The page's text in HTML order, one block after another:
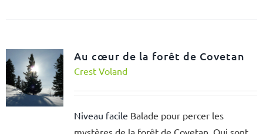
Au cœur de la forêt de Covetan
Crest Voland
Niveau facile Balade pour percer les
mystères de la forêt de Covetan. Qui sont